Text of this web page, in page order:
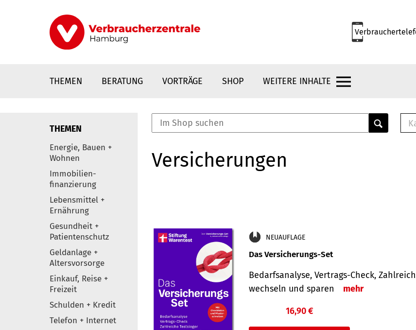
THEMEN BERATUNG VORTRÄGE SHOP WEITERE INHALTE
Elemente
THEMEN
Energie, Bauen +
Wohnen
Immobilien-
finanzierung
Lebensmittel +
Ernährung
Gesundheit +
Patientenschutz
Geldanlage +
Altersvorsorge
Einkauf, Reise +
Freizeit
Schulden + Kredit
Telefon + Internet
Versicherungen
NEUAUFLAGE
Das Versicherungs-Set
Bedarfsanalyse, Vertrags-Check,
wechseln und sparen
mehr
16,90 €